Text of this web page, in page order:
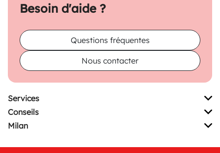
Besoin d'aide ?
Questions fréquentes
Nous contacter
Services
Conseils
Milan